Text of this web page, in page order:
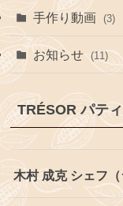
手作り動画 (3)
お知らせ (11)
TRÉSOR パテ
木村 成克 シェフ（